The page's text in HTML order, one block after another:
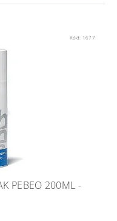
Kód: 1677
PEBEO 200ML -